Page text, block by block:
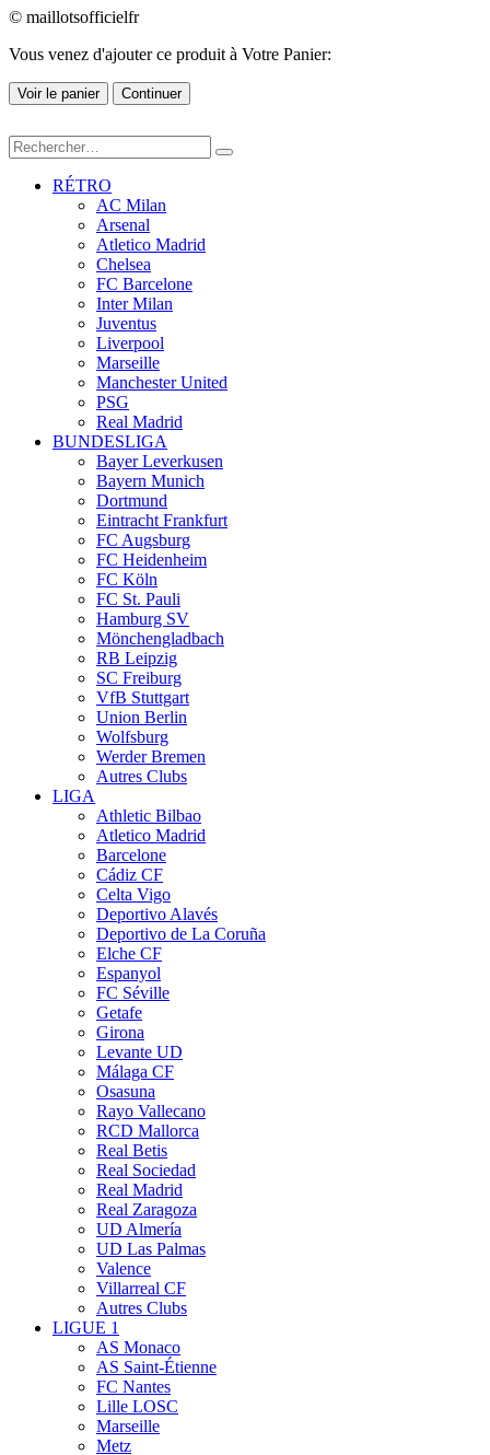
© maillotsofficielfr
Vous venez d'ajouter ce produit à Votre Panier:
Voir le panier Continuer
RÉTRO
AC Milan
Arsenal
Atletico Madrid
Chelsea
FC Barcelone
Inter Milan
Juventus
Liverpool
Marseille
Manchester United
PSG
Real Madrid
BUNDESLIGA
Bayer Leverkusen
Bayern Munich
Dortmund
Eintracht Frankfurt
FC Augsburg
FC Heidenheim
FC Köln
FC St. Pauli
Hamburg SV
Mönchengladbach
RB Leipzig
SC Freiburg
VfB Stuttgart
Union Berlin
Wolfsburg
Werder Bremen
Autres Clubs
LIGA
Athletic Bilbao
Atletico Madrid
Barcelone
Cádiz CF
Celta Vigo
Deportivo Alavés
Deportivo de La Coruña
Elche CF
Espanyol
FC Séville
Getafe
Girona
Levante UD
Málaga CF
Osasuna
Rayo Vallecano
RCD Mallorca
Real Betis
Real Sociedad
Real Madrid
Real Zaragoza
UD Almería
UD Las Palmas
Valence
Villarreal CF
Autres Clubs
LIGUE 1
AS Monaco
AS Saint-Étienne
FC Nantes
Lille LOSC
Marseille
Metz